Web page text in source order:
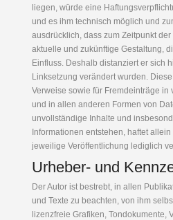
liegen, würde eine
und es ihm technisch möglich und
ausdrücklich, dass zum Zeitpunkt
aktuelle und zukünftige Gestaltung,
Einfluss. Deshalb distanziert er sich
Linksetzung verändert wurden.
Verweise sowie für Fremdeinträge
und in allen anderen Formen von
unvollständige Inhalte und
Informationen entstehen, haftet
jeweilige Veröffentlichung lediglich
Urheber- und
Der Autor ist bestrebt, in allen
und Texte zu beachten, von ihm
lizenzfreie Grafiken, Tondokumente,